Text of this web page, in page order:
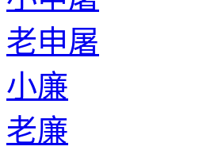
老申屠
小廉
老廉